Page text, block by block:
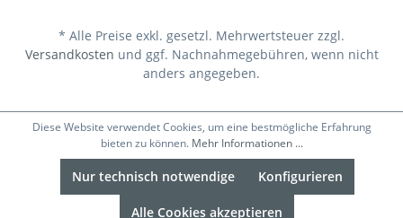
* Alle Preise exkl. gesetzl. Mehrwertsteuer zzgl.
Versandkosten und ggf. Nachnahmegebühren, wenn nicht
anders angegeben.
Diese Website verwendet Cookies, um eine bestmögliche Erfahrung
bieten zu können. Mehr Informationen ...
Nur technisch notwendige Konfigurieren
Alle Cookies akzeptieren